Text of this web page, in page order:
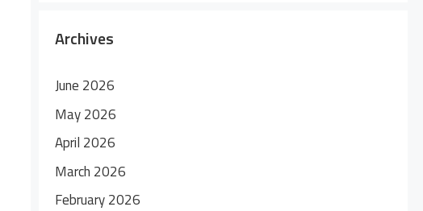
Archives
June 2026
May 2026
April 2026
March 2026
February 2026